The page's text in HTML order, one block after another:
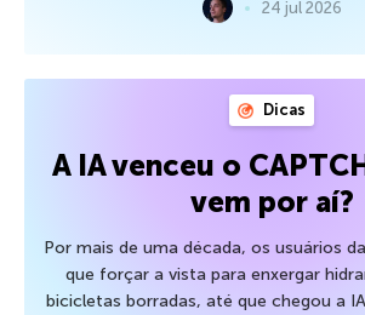
24 jul 2026
Dicas
A IA venceu o
vem por aí?
Por mais de uma década, os usuários
que forçar a vista para enxergar
bicicletas borradas, até que chegou a